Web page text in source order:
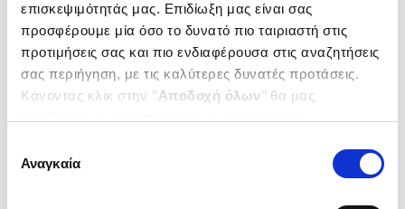
επισκεψιμότητάς μας. Επιδίωξη μας είναι σας
προσφέρουμε μία όσο το δυνατό πιο ταιριαστή στις
προτιμήσεις σας και πιο ενδιαφέρουσα στις αναζητήσεις
σας περιήγηση, με τις καλύτερες δυνατές προτάσεις.
Κάνοντας κλικ στην ‘’Αποδοχή όλων’’ θα μας
ενδιαφέρουν και να επιλέξετε από τα παρακάτω με την
΄΄και να ενημερωθείτε σχετικά με
συγκατάθεσης
Αναγκαία